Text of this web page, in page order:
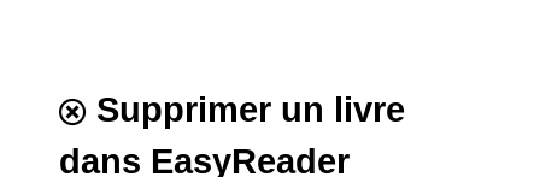
Supprimer un livre
dans EasyReader